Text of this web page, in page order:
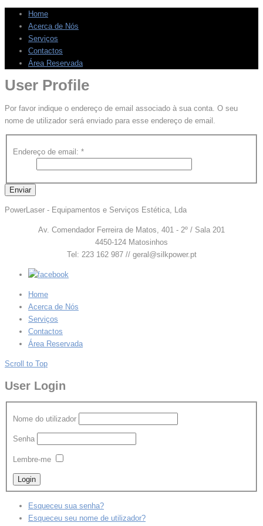
Home
Acerca de Nós
Serviços
Contactos
Área Reservada
User Profile
Por favor indique o endereço de email associado à sua conta. O seu
nome de utilizador será enviado para esse endereço de email.
Endereço de email: *
Enviar
PowerLaser - Equipamentos e Serviços Estética, Lda
Av. Comendador Ferreira de Matos, 401 - 2º / Sala 201
4450-124 Matosinhos
Tel: 223 162 987 // geral@silkpower.pt
Home
Acerca de Nós
Serviços
Contactos
Área Reservada
Scroll to Top
User Login
Nome do utilizador
Senha
Lembre-me
Esqueceu sua senha?
Esqueceu seu nome de utilizador?